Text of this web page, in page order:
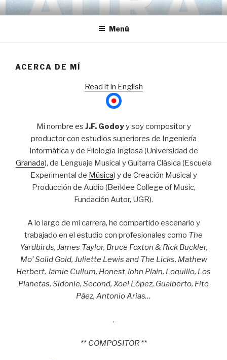
Ir
al
HARRY UP!
Electro Rock Music
Menú
ACERCA DE MÍ
Read it in English
Mi nombre es J.F. Godoyy soy compositor y
productor con estudios superiores de Ingeniería
Informática y de Filología Inglesa (Universidad de
Granada), de Lenguaje Musical y Guitarra Clásica (Escuela
Experimental de Música) y de Creación Musical y
Producción de Audio (Berklee College of Music,
Fundación Autor, UGR).
A lo largo de mi carrera, he compartido escenario y
trabajado en el estudio con profesionales como The
Yardbirds, James Taylor, Bruce Foxton & Rick Buckler,
Mo’ Solid Gold, Juliette Lewis and The Licks, Mathew
Herbert, Jamie Cullum, Honest John Plain, Loquillo, Los
Planetas, Sidonie, Second, Xoel López, Gualberto, Fito
Páez, Antonio Arias…
.
** COMPOSITOR **